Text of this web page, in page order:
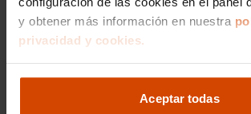
y obtener más información en nuestra
privacidad y cookies.
Aceptar todas
Desde 248 € /mes*
Peugeot 208
Allure Gasolina 100 S&S 6 Vel. MAN